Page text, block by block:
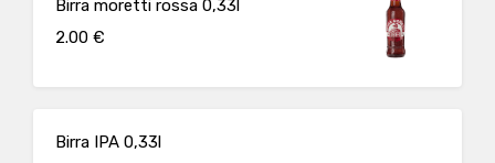
Birra moretti rossa 0,33l
2.00 €
Birra IPA 0,33l